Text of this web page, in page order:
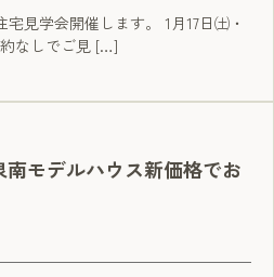
宅見学会開催します。 1月17日㈯・
なしでご見 […]
モデルハウス新価格でお